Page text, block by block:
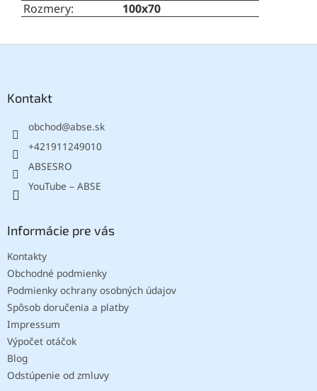
Rozmery: 100x70
Kontakt
obchod@abse.sk
+421911249010
ABSESRO
YouTube – ABSE
Informácie pre vás
Kontakty
Obchodné podmienky
Podmienky ochrany osobných údajov
Spôsob doručenia a platby
Impressum
Výpočet otáčok
Blog
Odstúpenie od zmluvy